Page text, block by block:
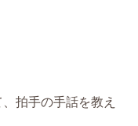
拍手の手話を教え